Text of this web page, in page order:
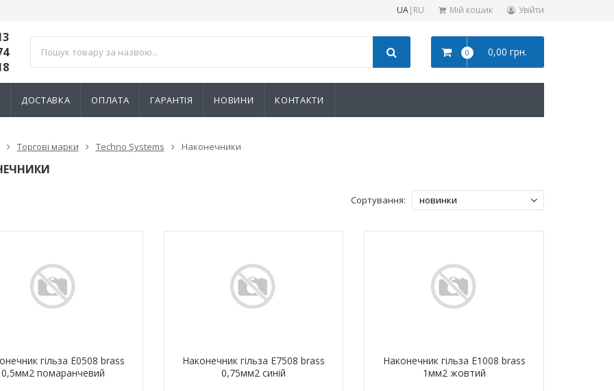
UA| RU Мій кошик Увійти
0 0,00 грн.
ДОСТАВКА ОПЛАТА ГАРАНТІЯ НОВИНИ КОНТАКТИ
Торгові марки Techno Systems Наконечники
Сортування:
гільза Е0508 brass
0,5мм2 помаранчевий
Наконечник гільза Е7508 brass
0,75мм2 синій
Наконечник гільза Е1008 brass
1мм2 жовтий